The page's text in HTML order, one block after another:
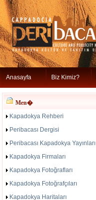
Anasayfa Biz Kimiz?
Men�
Kapadokya Rehberi
Peribacası Dergisi
Peribacası Kapadokya Yayınları
Kapadokya Firmaları
Kapadokya Fotoğrafları
Kapadokya Fotoğrafçıları
Kapadokya Haritaları